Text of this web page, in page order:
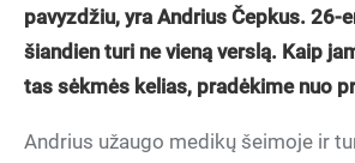
pavyzdžiu, yra Andrius Čepkus. 26-
šiandien turi ne vieną verslą. Kaip
tas sėkmės kelias, pradėkime nuo
Andrius užaugo medikų šeimoje ir